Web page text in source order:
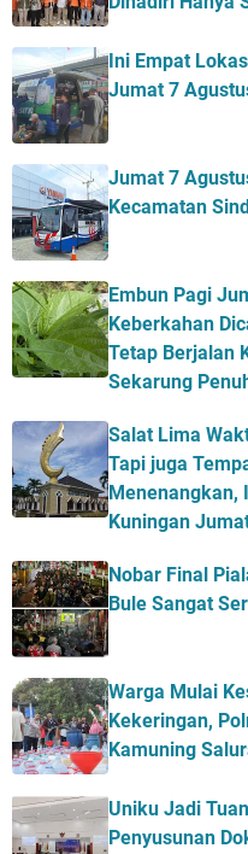
Ini Empat
Jumat 7
Jumat 7
Kecamatan
Embun Pagi
Keberkahan
Tetap Berjalan
Sekarung
Salat Lima
Tapi juga
Menenangkan,
Kuningan
Nobar Final
Bule Sangat
Warga Mulai
Kekeringan,
Kamuning
Uniku Jadi
Penyusunan